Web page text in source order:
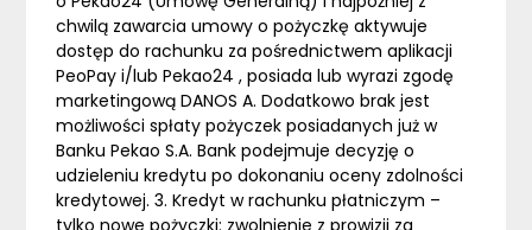
chwilą zawarcia umowy o pożyczkę aktywuje
dostęp do rachunku za pośrednictwem aplikacji
PeoPay i/lub Pekao24 , posiada lub wyrazi zgodę
marketingową DANOS A. Dodatkowo brak jest
możliwości spłaty pożyczek posiadanych już w
Banku Pekao S.A. Bank podejmuje decyzję o
udzieleniu kredytu po dokonaniu oceny zdolności
kredytowej. 3. Kredyt w rachunku płatniczym –